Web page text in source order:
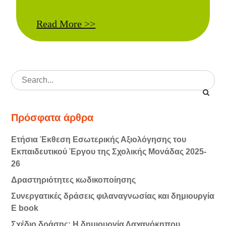
Read More >>
Search
for:
Πρόσφατα άρθρα
Ετήσια Έκθεση Εσωτερικής Αξιολόγησης του
Εκπαιδευτικού Έργου της Σχολικής Μονάδας 2025-
26
Δραστηριότητες κωδικοποίησης
Συνεργατικές δράσεις φιλαναγνωσίας και δημιουργία
E book
Σχέδιο δράσης: Η δημιουργία Λαχανόκηπου